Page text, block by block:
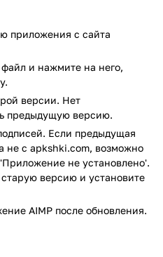
приложения с сайта
и нажмите на него,
версии. Нет
предыдущую версию.
Если предыдущая
не с apkshki.com, возможно
не установлено'.
версию и установите
AIMP после обновления.